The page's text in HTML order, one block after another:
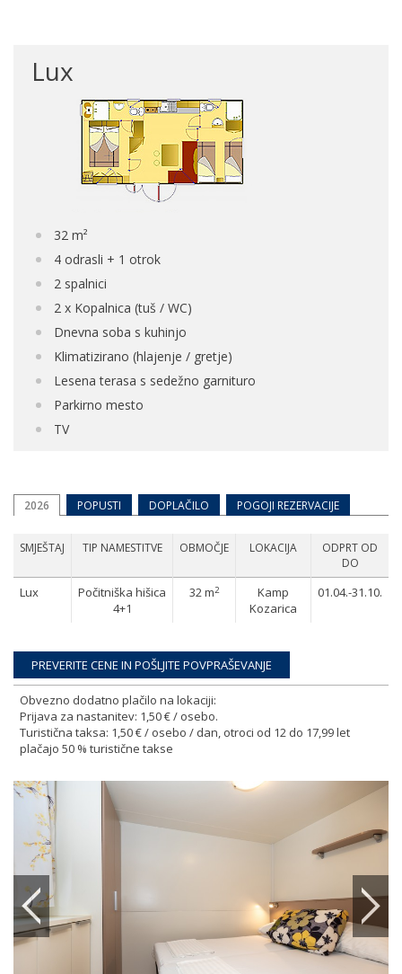
Lux
32 m²
4 odrasli + 1 otrok
2 spalnici
2 x Kopalnica (tuš / WC)
Dnevna soba s kuhinjo
Klimatizirano (hlajenje / gretje)
Lesena terasa s sedežno garnituro
Parkirno mesto
TV
2026 POPUSTI DOPLAČILO POGOJI REZERVACIJE
SMJEŠTAJ TIP NAMESTITVE OBMOČJE LOKACIJA
ODPRT OD
DO
Lux
Počitniška hišica
4+1
32 m2
Kamp
Kozarica
01.04.-31.10.
Obvezno dodatno plačilo na lokaciji:
Prijava za nastanitev: 1,50 € / osebo.
Turistična taksa: 1,50 € / osebo / dan, otroci od 12 do 17,99 let
plačajo 50 % turistične takse